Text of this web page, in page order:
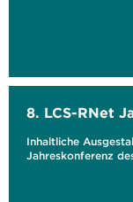
8. LCS-RNet
Inhaltliche
Jahreskonferenz